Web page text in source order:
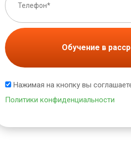
Обучение в
Нажимая на кнопку вы
Политики конфиденциальности